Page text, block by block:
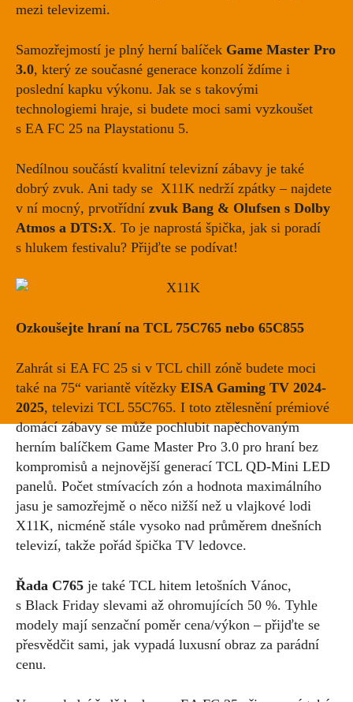
mezi televizemi.
Samozřejmostí je plný herní balíček Game Master Pro
3.0, který ze současné generace konzolí ždíme i
poslední kapku výkonu. Jak se s takovými
technologiemi hraje, si budete moci sami vyzkoušet
s EA FC 25 na Playstationu 5.
Nedílnou součástí kvalitní televizní zábavy je také
dobrý zvuk. Ani tady se X11K nedrží zpátky – najdete
v ní mocný, prvotřídní zvuk Bang & Olufsen s Dolby
Atmos a DTS:X. To je naprostá špička, jak si poradí
s hlukem festivalu? Přijďte se podívat!
Ozkoušejte hraní na TCL 75C765 nebo 65C855
Zahrát si EA FC 25 si v TCL chill zóně budete moci
také na 75“ variantě vítězky EISA Gaming TV 2024-
2025, televizi TCL 55C765. I toto ztělesnění prémiové
domácí zábavy se může pochlubit napěchovaným
herním balíčkem Game Master Pro 3.0 pro hraní bez
kompromisů a nejnovější generací TCL QD-Mini LED
panelů. Počet stmívacích zón a hodnota maximálního
jasu je samozřejmě o něco nižší než u vlajkové lodi
X11K, nicméně stále vysoko nad průměrem dnešních
televizí, takže pořád špička TV ledovce.
Řada C765 je také TCL hitem letošních Vánoc,
s Black Friday slevami až ohromujících 50 %. Tyhle
modely mají senzační poměr cena/výkon – přijďte se
přesvědčit sami, jak vypadá luxusní obraz za parádní
cenu.